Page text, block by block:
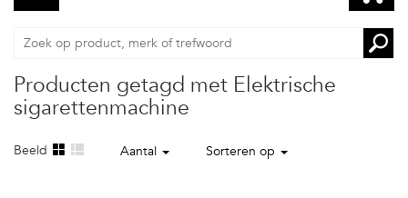
Producten getagd met Elektrische
sigarettenmachine
Beeld Aantal Sorteren op